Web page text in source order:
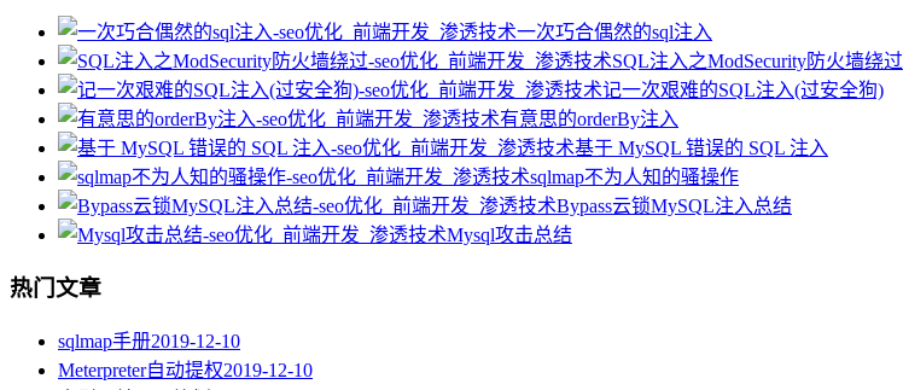
一次巧合偶然的sql注入
SQL注入之ModSecurity防火墙绕过
记一次艰难的SQL注入(过安全狗)
有意思的orderBy注入
基于 MySQL 错误的 SQL 注入
sqlmap不为人知的骚操作
Bypass云锁MySQL注入总结
Mysql攻击总结
热门文章
sqlmap手册2019-12-10
Meterpreter自动提权2019-12-10